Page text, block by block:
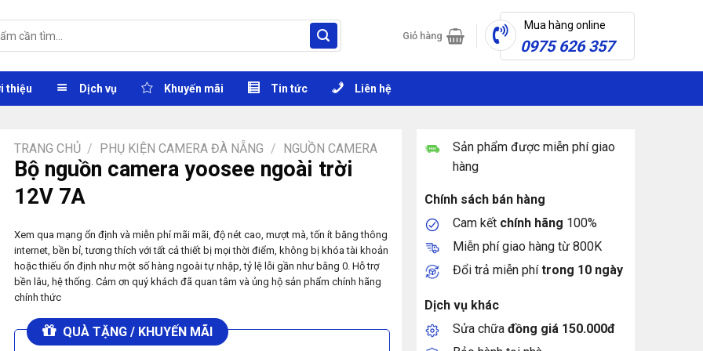
Giỏ hàng
Mua hàng online
0975 626 357
thiệu Dịch vụ Khuyến mãi Tin tức Liên hệ
TRANG CHỦ / PHỤ KIỆN CAMERA ĐÀ NẴNG / NGUỒN CAMERA
Bộ nguồn camera yoosee ngoài trời
12V 7A
Xem qua mạng ổn định và miễn phí mãi mãi, độ nét cao, mượt mà, tốn ít băng thông
internet, bền bỉ, tương thích với tất cả thiết bị mọi thời điểm, không bị khóa tài khoản
hoặc thiếu ổn định như một số hàng ngoài tự nhập, tỷ lệ lỗi gần như bằng 0. Hỗ trợ
bền lâu, hệ thống. Cảm ơn quý khách đã quan tâm và ủng hộ sản phẩm chính hãng
chính thức
QUÀ TẶNG / KHUYẾN MÃI
Sản phẩm được miễn phí giao
hàng
Chính sách bán hàng
Cam kết chính hãng 100%
Miễn phí giao hàng từ 800K
Đổi trả miễn phítrong 10 ngày
Dịch vụ khác
Sửa chữađồng giá 150.000đ